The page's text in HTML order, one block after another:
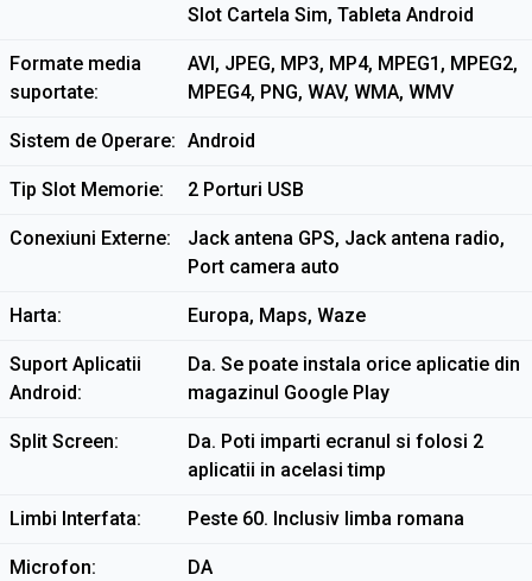
Slot Cartela Sim, Tableta Android
Formate media
suportate
AVI, JPEG, MP3, MP4, MPEG1, MPEG2,
MPEG4, PNG, WAV, WMA, WMV
Sistem de Operare Android
Tip Slot Memorie 2 Porturi USB
Conexiuni Externe
Jack antena GPS, Jack antena radio,
Port camera auto
Harta Europa, Maps, Waze
Suport Aplicatii
Android
Da. Se poate instala orice aplicatie din
magazinul Google Play
Split Screen
Da. Poti imparti ecranul si folosi 2
aplicatii in acelasi timp
Limbi Interfata Peste 60. Inclusiv limba romana
Microfon DA